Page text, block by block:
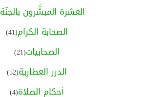
العشرة المبشَّرون بالجنّة
الصحابة الكرام(41)
الصحابيات(21)
الدرر العطارية(52)
أحكام الصلاة(4)